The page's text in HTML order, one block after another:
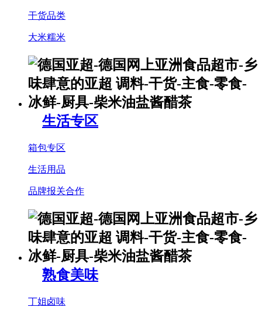
干货品类
大米糯米
生活专区
箱包专区
生活用品
品牌报关合作
熟食美味
丁姐卤味